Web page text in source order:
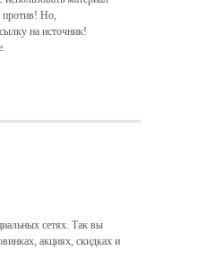
против! Но,
на источник!
сетях. Так вы
акциях, скидках и